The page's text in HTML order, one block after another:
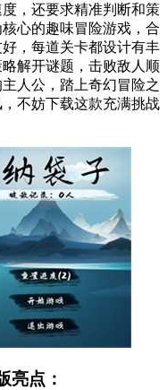
，还要求精准判断和策
心的趣味冒险游戏，合
，每道关卡都设计有丰
解开谜题，击败敌人顺
人公，踏上奇幻冒险之
不妨下载这款充满挑战
亮点：